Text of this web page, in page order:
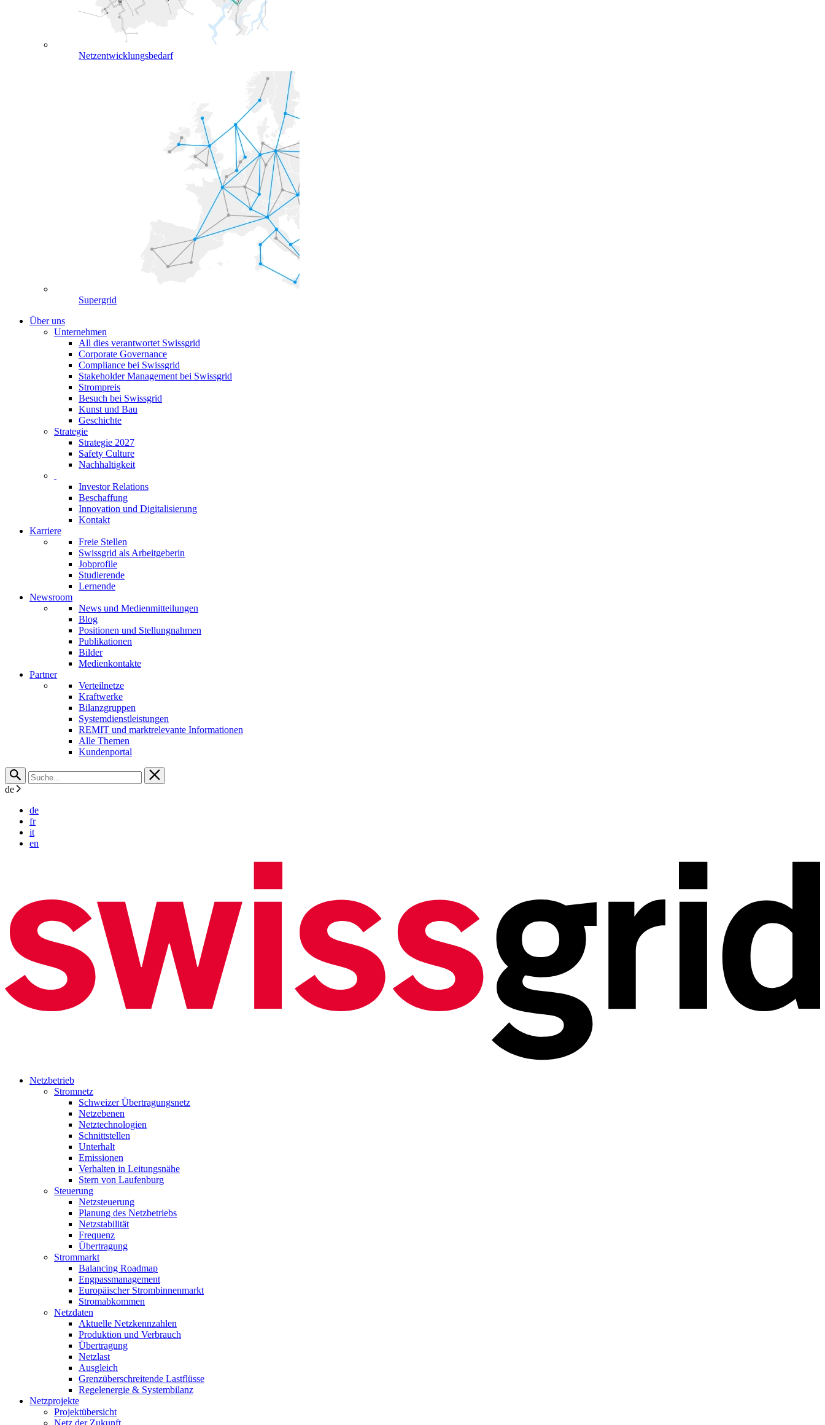
Netzentwicklungsbedarf
Supergrid
Über uns
Unternehmen
All dies verantwortet Swissgrid
Corporate Governance
Compliance bei Swissgrid
Stakeholder Management bei Swissgrid
Strompreis
Besuch bei Swissgrid
Kunst und Bau
Geschichte
Strategie
Strategie 2027
Safety Culture
Nachhaltigkeit
Investor Relations
Beschaffung
Innovation und Digitalisierung
Kontakt
Karriere
Freie Stellen
Swissgrid als Arbeitgeberin
Jobprofile
Studierende
Lernende
Newsroom
News und Medienmitteilungen
Blog
Positionen und Stellungnahmen
Publikationen
Bilder
Medienkontakte
Partner
Verteilnetze
Kraftwerke
Bilanzgruppen
Systemdienstleistungen
REMIT und marktrelevante Informationen
Alle Themen
Kundenportal
de
de
fr
it
en
Netzbetrieb
Stromnetz
Schweizer Übertragungsnetz
Netzebenen
Netztechnologien
Schnittstellen
Unterhalt
Emissionen
Verhalten in Leitungsnähe
Stern von Laufenburg
Steuerung
Netzsteuerung
Planung des Netzbetriebs
Netzstabilität
Frequenz
Übertragung
Strommarkt
Balancing Roadmap
Engpassmanagement
Europäischer Strombinnenmarkt
Stromabkommen
Netzdaten
Aktuelle Netzkennzahlen
Produktion und Verbrauch
Übertragung
Netzlast
Ausgleich
Grenzüberschreitende Lastflüsse
Regelenergie & Systembilanz
Netzprojekte
Projektübersicht